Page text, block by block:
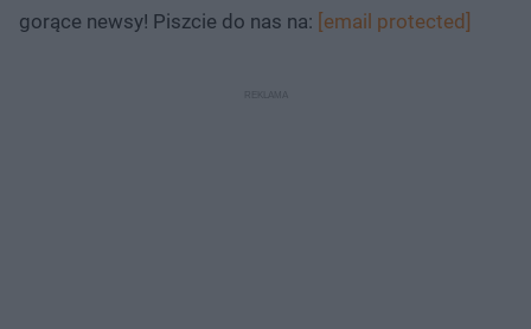
gorące newsy! Piszcie do nas na: [email protected]